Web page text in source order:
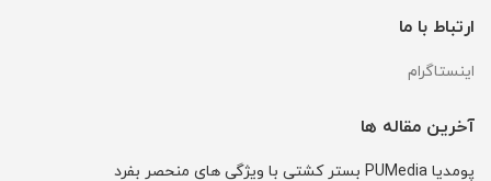
ارتباط با ما
اینستاگرام
آخرین مقاله ها
پومدیا PUMedia بستر کشتی با ویژگی های منحصر بفرد